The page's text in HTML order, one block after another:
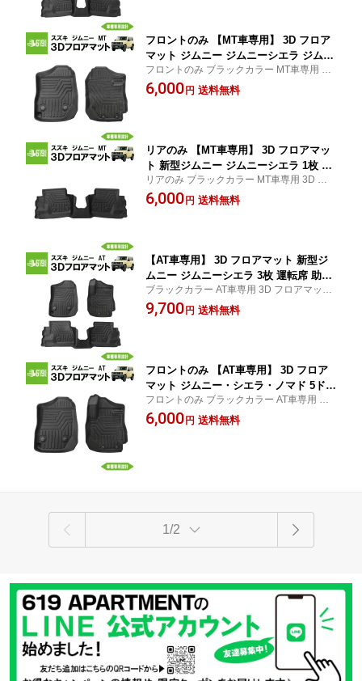
フロントのみ 【MT車専用】 3D フロア
マット ジムニー ジムニーシエラ ジムニ
ー ノマド 5ドア 2枚 運転席 助手席 スズ
キ JB64W JB74W JC74W TPE材質 立
フロントのみ ブラックカラー MT車専用 3D
フロアマット ジムニー・シエラ・ノマド 5
ドア 2枚 運転席 助手席 スズキ JB64W JB74
6,000 円 送料無料
リアのみ 【MT車専用】 3D フロアマッ
ト 新型ジムニー ジムニーシエラ 1枚 2
列目 スズキ JB64W JB74W TPE材質 立
体成型 内装 車内 汚れ防止 防水仕様 車
リアのみ ブラックカラー MT車専用 3D フ
ロアマット 新型ジムニー ジムニーシエラ 1
枚 2列目 スズキ JB64W JB74W TPE材質 車
6,000 円 送料無料
【AT車専用】 3D フロアマット 新型ジ
ムニー ジムニーシエラ 3枚 運転席 助手
席 2列目 スズキ JB64W JB74W TPE材
質 立体成型 内装 車内 汚れ防止 防水仕
ブラックカラー AT車専用 3D フロアマット
新型ジムニー ジムニーシエラ 3枚 運転席 助
手席 2列目 スズキ JB64W JB74W TPE 立体
9,700 円 送料無料
フロントのみ 【AT車専用】 3D フロア
マット ジムニー・シエラ・ノマド 5ドア
2枚 運転席 助手席 スズキ JB64W JB74
W JC74W TPE材質 立体成型 内装 車内
フロントのみ ブラックカラー AT車専用 3D
フロアマット ジムニー・シエラ・ノマド 5
ドア 2枚 運転席 助手席 スズキ JB64W JB74
6,000 円 送料無料
1/2